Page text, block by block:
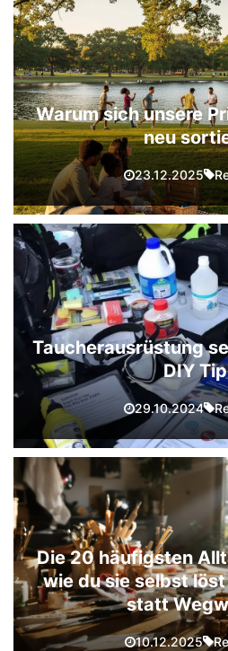
Warum sich unsere
neu
23.12.2025
Taucherausrüstung
DIY
29.10.2024
Die 20 häufigsten
wie du sie selbst
statt
10.12.2025